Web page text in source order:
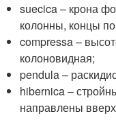
suecica – крона
колонны, концы
compressa –
колоновидная;
pendula –
hibernica –
направлены